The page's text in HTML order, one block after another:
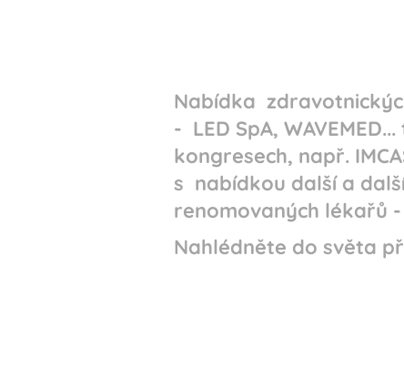
Nabídka
- LED SpA,
kongresech, např.
s nabídkou další a
renomovaných lékařů
Nahlédněte do světa